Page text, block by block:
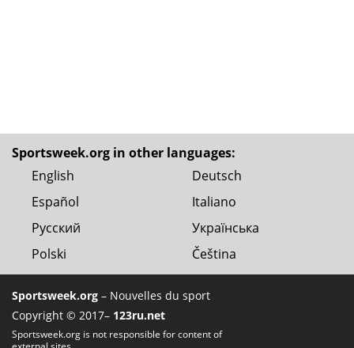
Sportsweek.org in other languages:
English
Deutsch
Español
Italiano
Русский
Українська
Polski
Čeština
Sportsweek.org – Nouvelles du sport
Copyright © 2017– 123ru.net
Sportsweek.org is not responsible for content of